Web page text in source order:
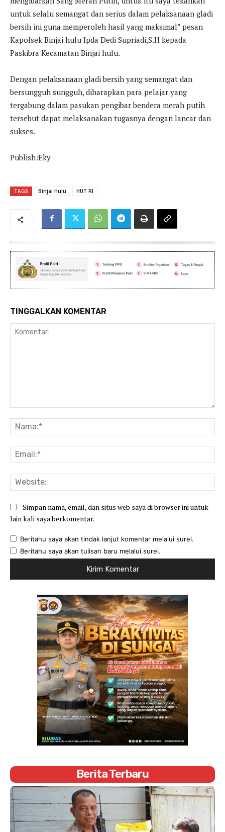
untuk selalu semangat dan serius dalam pelaksanaan gladi
bersih ini guna memperoleh hasil yang maksimal” pesan
Kapolsek Binjai hulu Ipda Dedi Supriadi,S.H kepada
Paskibra Kecamatan Binjai hulu.
Dengan pelaksanaan gladi bersih yang semangat dan
bersungguh sungguh, diharapkan para pelajar yang
tergabung dalam pasukan pengibar bendera merah putih
tersebut dapat melaksanakan tugasnya dengan lancar dan
sukses.
Publish:Eky
TAGS Binjai Hulu HUT RI
TINGGALKAN KOMENTAR
Simpan nama, email, dan situs web saya di browser ini untuk
lain kali saya berkomentar.
Beritahu saya akan tindak lanjut komentar melalui surel.
Beritahu saya akan tulisan baru melalui surel.
Berita Terbaru